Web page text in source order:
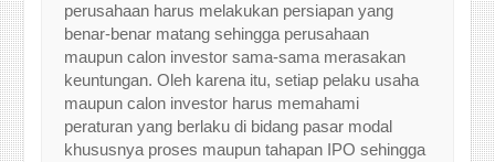
perusahaan harus melakukan persiapan yang
benar-benar matang sehingga perusahaan
maupun calon investor sama-sama merasakan
keuntungan. Oleh karena itu, setiap pelaku usaha
maupun calon investor harus memahami
peraturan yang berlaku di bidang pasar modal
khususnya proses maupun tahapan IPO sehingga